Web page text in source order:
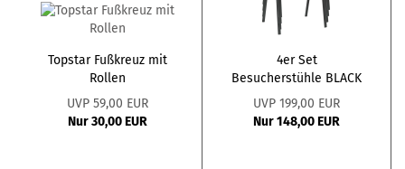
Topstar Fußkreuz mit
Rollen
UVP 59,00 EUR
Nur 30,00 EUR
4er Set
Besucherstühle BLACK
UVP 199,00 EUR
Nur 148,00 EUR